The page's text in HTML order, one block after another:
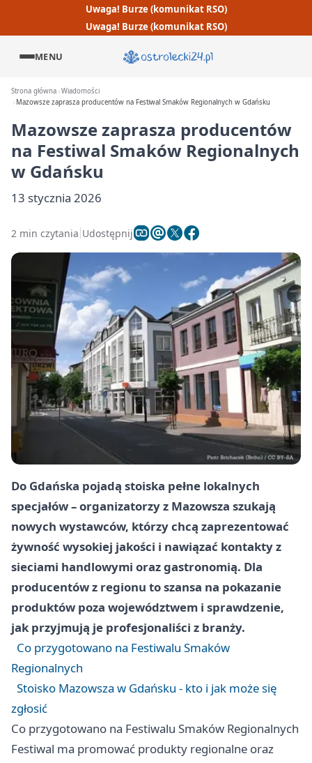
Uwaga! Burze (komunikat RSO)
Uwaga! Burze (komunikat RSO)
MENU
Strona główna Wiadomości
Mazowsze zaprasza producentów na Festiwal Smaków Regionalnych w Gdańsku
Mazowsze zaprasza producentów
na Festiwal Smaków Regionalnych
w Gdańsku
13 stycznia 2026
2 min czytania Udostępnij
Do Gdańska pojadą stoiska pełne lokalnych
specjałów – organizatorzy z Mazowsza szukają
nowych wystawców, którzy chcą zaprezentować
żywność wysokiej jakości i nawiązać kontakty z
sieciami handlowymi oraz gastronomią. Dla
producentów z regionu to szansa na pokazanie
produktów poza województwem i sprawdzenie,
jak przyjmują je profesjonaliści z branży.
Co przygotowano na Festiwalu Smaków
Regionalnych
Stoisko Mazowsza w Gdańsku - kto i jak może się
zgłosić
Co przygotowano na Festiwalu Smaków Regionalnych
Festiwal ma promować produkty regionalne oraz